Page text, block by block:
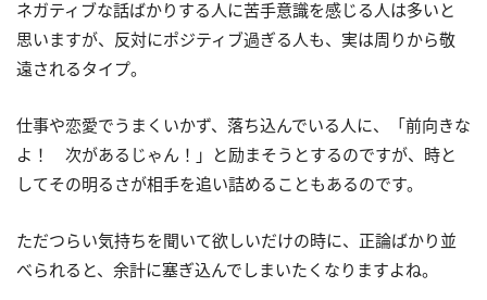
ネガティブな話ばかりする人に苦手意識を感じる人は多いと
思いますが、反対にポジティブ過ぎる人も、実は周りから敬
遠されるタイプ。
仕事や恋愛でうまくいかず、落ち込んでいる人に、「前向きな
よ！ 次があるじゃん！」と励まそうとするのですが、時と
してその明るさが相手を追い詰めることもあるのです。
ただつらい気持ちを聞いて欲しいだけの時に、正論ばかり並
べられると、余計に塞ぎ込んでしまいたくなりますよね。